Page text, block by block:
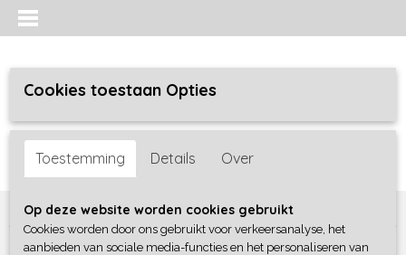
Inloggen Registreren
Home >Jongens baby>boxpakjes / rompers>Blue Seven
Cookies toestaan Opties
Toestemming Details Over
Op deze website worden cookies gebruikt
Cookies worden door ons gebruikt voor verkeersanalyse, het
aanbieden van sociale media-functies en het personaliseren van